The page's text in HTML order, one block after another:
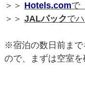
＞＞ Hotels.comで
＞＞ JALパックで
※宿泊の数日前まで
ので、まずは空室を